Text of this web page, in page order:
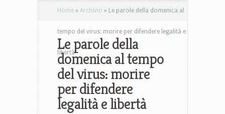
Home » Archivio » Le parole della domenica al
tempo del virus: morire per difendere legalità e
libertà
Le parole della
domenica al tempo
del virus: morire
per difendere
legalità e libertà